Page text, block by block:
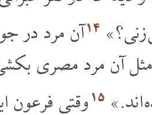
۱۴آن مرد در
آن مرد مصری
اند.» ۱۵وقتی فرعون